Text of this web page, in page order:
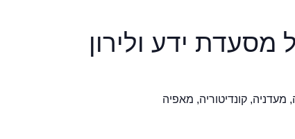
מסעדת ידע ולירון
מעדניה, קונדיטוריה, מאפיה